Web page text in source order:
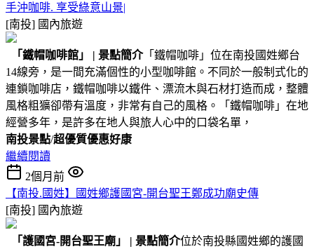
手沖咖啡. 享受綠意山景|
[南投] 國內旅遊
「鐵帽咖啡館」 | 景點簡介「鐵帽咖啡」位在南投國姓鄉台
14線旁，是一間充滿個性的小型咖啡館。不同於一般制式化的
連鎖咖啡店，鐵帽咖啡以鐵件、漂流木與石材打造而成，整體
風格粗獷卻帶有溫度，非常有自己的風格。「鐵帽咖啡」在地
經營多年，是許多在地人與旅人心中的口袋名單，
南投景點/超優質優惠好康
繼續閱讀
2個月前
【南投.國姓】國姓鄉護國宮-開台聖王鄭成功廟史傳
[南投] 國內旅遊
「護國宮-開台聖王廟」 | 景點簡介位於南投縣國姓鄉的護國